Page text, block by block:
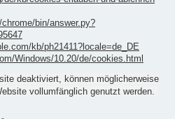
bin/answer.py?
kb/ph21411?locale=de_DE
Windows/10.20/de/cookies.html
deaktiviert, können möglicherweise
vollumfänglich genutzt werden.